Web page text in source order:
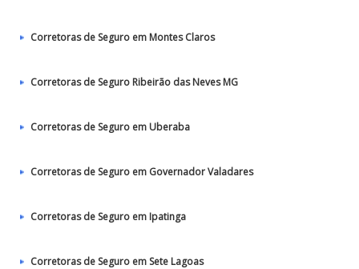
Corretoras de Seguro em Montes Claros
Corretoras de Seguro Ribeirão das Neves MG
Corretoras de Seguro em Uberaba
Corretoras de Seguro em Governador Valadares
Corretoras de Seguro em Ipatinga
Corretoras de Seguro em Sete Lagoas